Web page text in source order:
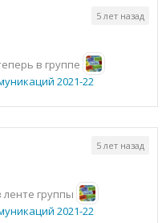
в группе
2021-22
5 лет назад
группы
2021-22
5 лет назад